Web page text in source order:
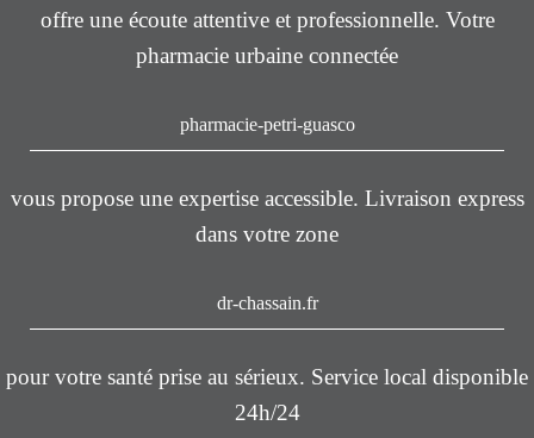
offre une écoute attentive et professionnelle. Votre
pharmacie urbaine connectée
pharmacie-petri-guasco
vous propose une expertise accessible. Livraison express
dans votre zone
dr-chassain.fr
pour votre santé prise au sérieux. Service local disponible
24h/24